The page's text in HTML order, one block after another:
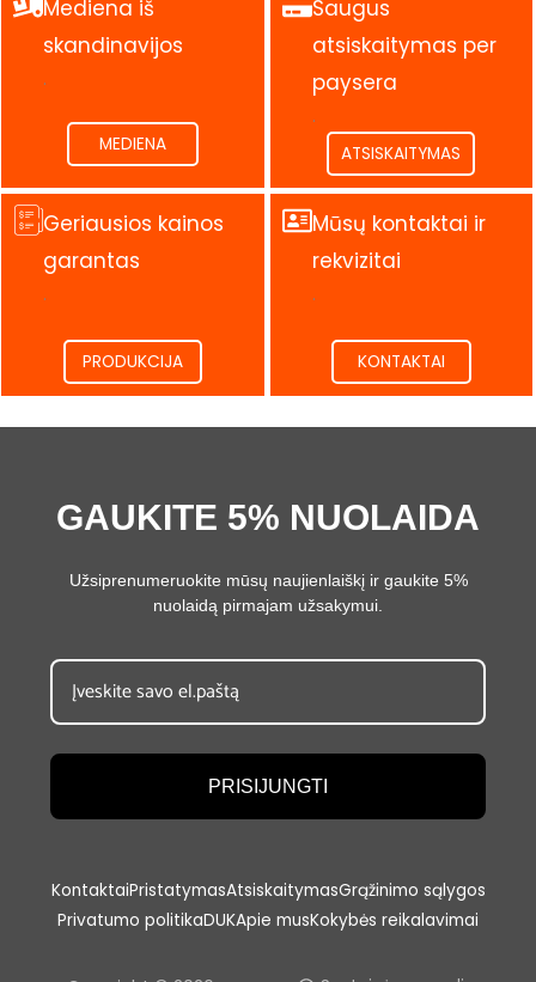
Mediena iš
skandinavijos
.
MEDIENA
Saugus
atsiskaitymas per
paysera
.
ATSISKAITYMAS
Geriausios kainos
garantas
.
PRODUKCIJA
Mūsų kontaktai ir
rekvizitai
.
KONTAKTAI
GAUKITE 5% NUOLAIDA
Užsiprenumeruokite mūsų naujienlaiškį ir gaukite 5%
nuolaidą pirmajam užsakymui.
PRISIJUNGTI
KontaktaiPristatymasAtsiskaitymasGrąžinimo sąlygos
Privatumo politikaDUKApie musKokybės reikalavimai